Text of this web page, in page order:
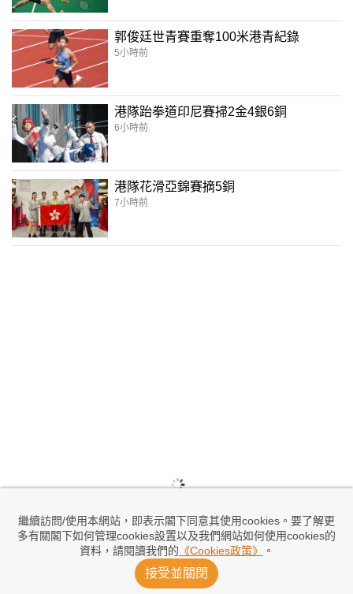
繼續訪問/使用本網站，即表示閣下同意其使用cookies。要了解更
多有關閣下如何管理cookies設置以及我們網站如何使用cookies的
資料，請閱讀我們的 《Cookies政策》 。
接受並關閉
郭俊廷世青賽重奪100米港青紀錄
5小時前
港隊跆拳道印尼賽掃2金4銀6銅
6小時前
港隊花滑亞錦賽摘5銅
7小時前